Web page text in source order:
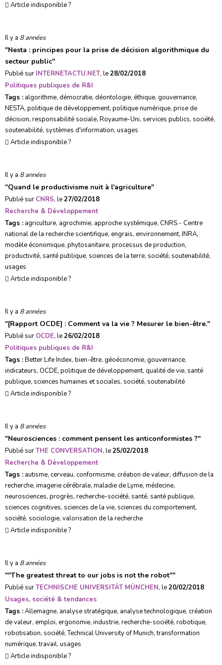
Article indisponible ?
Il y a 8 années
"Nesta : principes pour la prise de décision algorithmique du
secteur public"
Publié sur INTERNETACTU.NET, le28/02/2018
Politiques publiques de R&I
Tags : algorithme, démocratie, déontologie, éthique, gouvernance,
NESTA, politique de développement, politique numérique, prise de
décision, responsabilité sociale, Royaume-Uni, services publics, société,
soutenabilité, systèmes d'information, usages
Article indisponible ?
Il y a 8 années
"Quand le productivisme nuit à l'agriculture"
Publié sur CNRS, le27/02/2018
Recherche & Développement
Tags : agriculture, agrochimie, approche systémique, CNRS - Centre
national de la recherche scientifique, engrais, environnement, INRA,
modèle économique, phytosanitaire, processus de production,
productivité, santé publique, sciences de la terre, société, soutenabilité,
usages
Article indisponible ?
Il y a 8 années
"[Rapport OCDE] : Comment va la vie ? Mesurer le bien-être."
Publié sur OCDE, le26/02/2018
Politiques publiques de R&I
Tags :Better Life Index, bien-être, géoéconomie, gouvernance,
indicateurs, OCDE, politique de développement, qualité de vie, santé
publique, sciences humaines et sociales, société, soutenabilité
Article indisponible ?
Il y a 8 années
"Neurosciences : comment pensent les anticonformistes ?"
Publié surTHE CONVERSATION, le25/02/2018
Recherche & Développement
Tags : autisme, cerveau, conformisme, création de valeur, diffusion de la
recherche, imagerie cérébrale, maladie de Lyme, médecine,
neurosciences, progrès, recherche-société, santé, santé publique,
sciences cognitives, sciences de la vie, sciences du comportement,
société, sociologie, valorisation de la recherche
Article indisponible ?
Il y a 8 années
""The greatest threat to our jobs is not the robot""
Publié surTECHNISCHE UNIVERSITÄT MÜNCHEN, le20/02/2018
Usages, société & tendances
Tags :Allemagne, analyse stratégique, analyse technologique, création
de valeur, emploi, ergonomie, industrie, recherche-société, robotique,
robotisation, société,Technical University of Munich,transformation
numérique,travail, usages
Article indisponible ?